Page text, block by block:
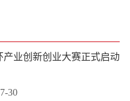
产业创新创业大赛正式启动
30